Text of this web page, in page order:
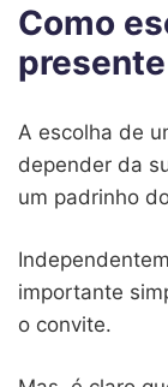
Como
A escolha de
depender da
um padrinho
importante
o convite.